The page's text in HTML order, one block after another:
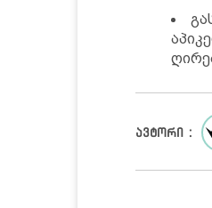
ავტორი :